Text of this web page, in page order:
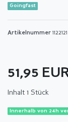
Goingfast
Artikelnummer 1122121
51,95
Inhalt 1 Stück
Innerhalb von 24h